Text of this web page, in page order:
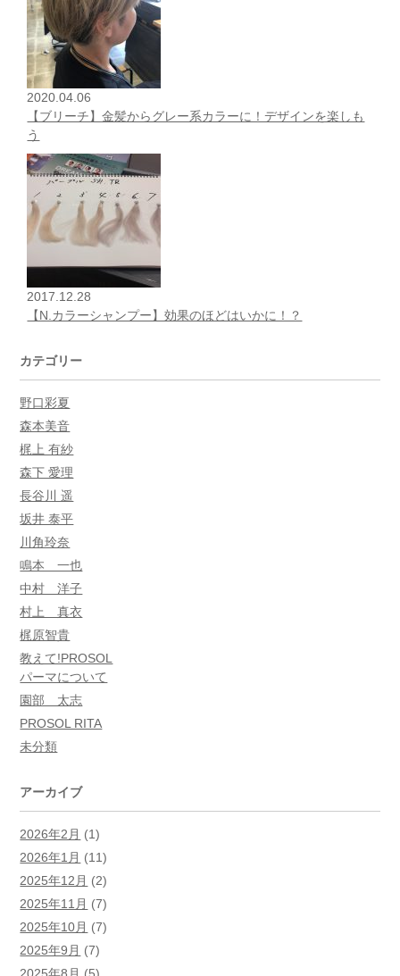
2020.04.06
【ブリーチ】金髪からグレー系カラーに！デザインを楽しも
う
2017.12.28
【N.カラーシャンプー】効果のほどはいかに！？
カテゴリー
野口彩夏
森本美音
梶上 有紗
森下 愛理
長谷川 遥
坂井 泰平
川角玲奈
鳴本 一也
中村 洋子
村上 真衣
梶原智貴
教えて!PROSOL
パーマについて
園部 太志
PROSOL RITA
未分類
アーカイブ
2026年2月 (1)
2026年1月 (11)
2025年12月 (2)
2025年11月 (7)
2025年10月 (7)
2025年9月 (7)
2025年8月 (5)